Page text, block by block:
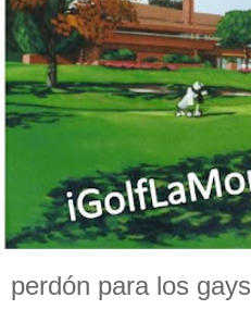
perdón para los gays